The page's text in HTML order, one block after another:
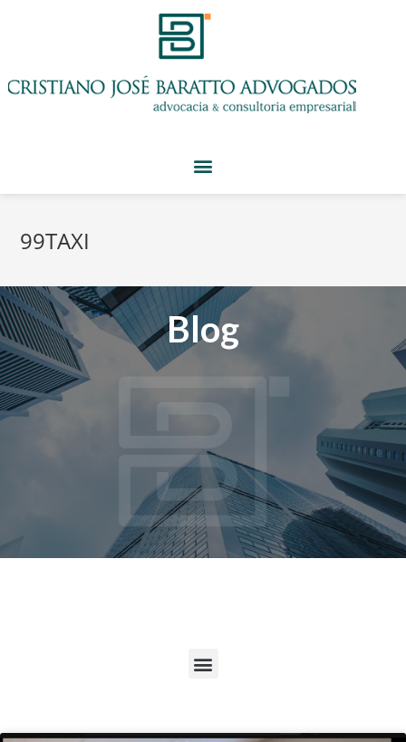
99TAXI
Blog